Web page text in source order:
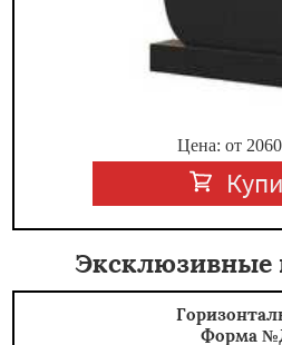
Цена: от 2060
Эксклюзивные
Форма